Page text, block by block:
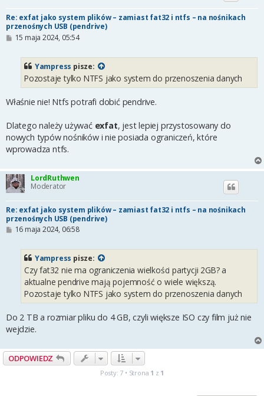
Re: exfat jako system plików – zamiast fat32 i ntfs – na nośnikach
przenośnych USB (pendrive)
P15 maja 2024, 05:54
Yampress pisze:
Pozostaje tylko NTFS jako system do przenoszenia danych
Właśnie nie! Ntfs potrafi dobić pendrive.
Dlatego należy używać exfat, jest lepiej przystosowany do
nowych typów nośników i nie posiada ograniczeń, które
wprowadza ntfs.
LordRuthwen
Moderator
Re: exfat jako system plików – zamiast fat32 i ntfs – na nośnikach
przenośnych USB (pendrive)
P16 maja 2024, 06:58
Yampress pisze:
Czy fat32 nie ma ograniczenia wielkości partycji 2GB? a
aktualne pendrive mają pojemność o wiele większą.
Pozostaje tylko NTFS jako system do przenoszenia danych
Do 2 TB a rozmiar pliku do 4 GB, czyli większe ISO czy film już nie
wejdzie.
ODPOWIEDZ
Posty: 7 • Strona 1 z 1